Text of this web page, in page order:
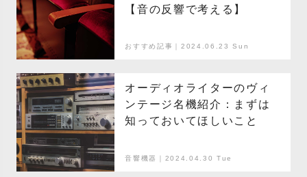
【音の反響で考える】
おすすめ記事｜2024.06.23 Sun
オーディオライターのヴィ
ンテージ名機紹介：まずは
知っておいてほしいこと
音響機器｜2024.04.30 Tue